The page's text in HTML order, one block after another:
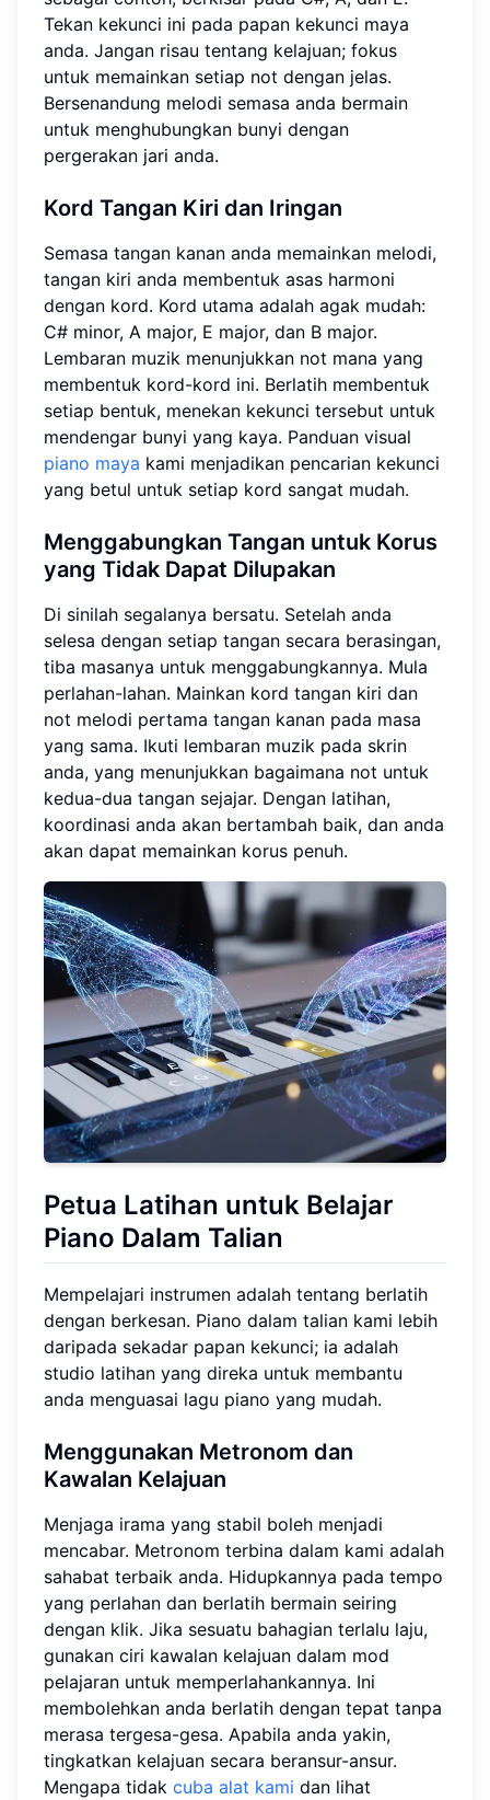
Tekan kekunci ini pada papan kekunci maya
anda. Jangan risau tentang kelajuan; fokus
untuk memainkan setiap not dengan jelas.
Bersenandung melodi semasa anda bermain
untuk menghubungkan bunyi dengan
pergerakan jari anda.
Kord Tangan Kiri dan Iringan
Semasa tangan kanan anda memainkan melodi,
tangan kiri anda membentuk asas harmoni
dengan kord. Kord utama adalah agak mudah:
C# minor, A major, E major, dan B major.
Lembaran muzik menunjukkan not mana yang
membentuk kord-kord ini. Berlatih membentuk
setiap bentuk, menekan kekunci tersebut untuk
mendengar bunyi yang kaya. Panduan visual
piano maya kami menjadikan pencarian kekunci
yang betul untuk setiap kord sangat mudah.
Menggabungkan Tangan untuk Korus
yang Tidak Dapat Dilupakan
Di sinilah segalanya bersatu. Setelah anda
selesa dengan setiap tangan secara berasingan,
tiba masanya untuk menggabungkannya. Mula
perlahan-lahan. Mainkan kord tangan kiri dan
not melodi pertama tangan kanan pada masa
yang sama. Ikuti lembaran muzik pada skrin
anda, yang menunjukkan bagaimana not untuk
kedua-dua tangan sejajar. Dengan latihan,
koordinasi anda akan bertambah baik, dan anda
akan dapat memainkan korus penuh.
Petua Latihan untuk Belajar
Piano Dalam Talian
Mempelajari instrumen adalah tentang berlatih
dengan berkesan. Piano dalam talian kami lebih
daripada sekadar papan kekunci; ia adalah
studio latihan yang direka untuk membantu
anda menguasai lagu piano yang mudah.
Menggunakan Metronom dan
Kawalan Kelajuan
Menjaga irama yang stabil boleh menjadi
mencabar. Metronom terbina dalam kami adalah
sahabat terbaik anda. Hidupkannya pada tempo
yang perlahan dan berlatih bermain seiring
dengan klik. Jika sesuatu bahagian terlalu laju,
gunakan ciri kawalan kelajuan dalam mod
pelajaran untuk memperlahankannya. Ini
membolehkan anda berlatih dengan tepat tanpa
merasa tergesa-gesa. Apabila anda yakin,
tingkatkan kelajuan secara beransur-ansur.
Mengapa tidak cuba alat kami dan lihat